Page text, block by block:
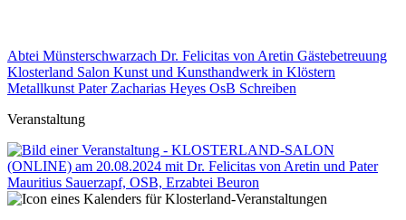
Abtei Münsterschwarzach Dr. Felicitas von Aretin Gästebetreuung
Klosterland Salon Kunst und Kunsthandwerk in Klöstern
Metallkunst Pater Zacharias Heyes OsB Schreiben
Veranstaltung